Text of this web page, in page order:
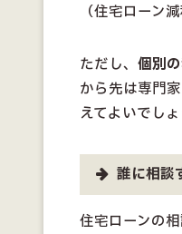
（住宅ローン
ただし、 個別
から先は専門
えてよいでしょ
誰に相談
住宅ローンの